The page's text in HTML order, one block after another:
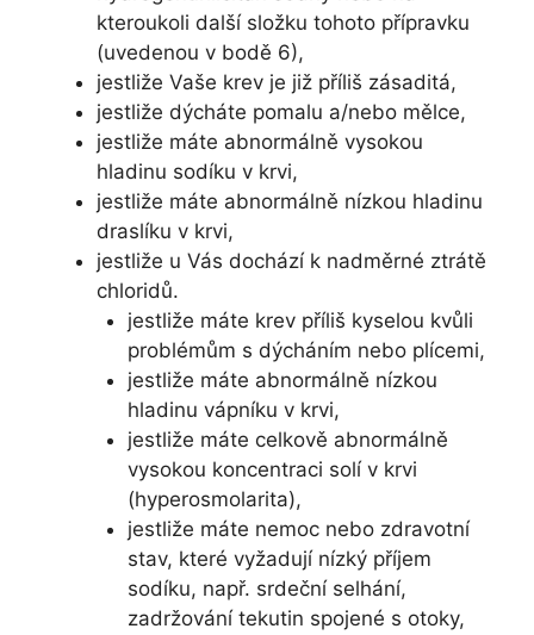
kteroukoli další složku tohoto přípravku
(uvedenou v bodě 6),
jestliže Vaše krev je již příliš zásaditá,
jestliže dýcháte pomalu a/nebo mělce,
jestliže máte abnormálně vysokou
hladinu sodíku v krvi,
jestliže máte abnormálně nízkou hladinu
draslíku v krvi,
jestliže u Vás dochází k nadměrné ztrátě
chloridů.
jestliže máte krev příliš kyselou kvůli
problémům s dýcháním nebo plícemi,
jestliže máte abnormálně nízkou
hladinu vápníku v krvi,
jestliže máte celkově abnormálně
vysokou koncentraci solí v krvi
(hyperosmolarita),
jestliže máte nemoc nebo zdravotní
stav, které vyžadují nízký příjem
sodíku, např. srdeční selhání,
zadržování tekutin spojené s otoky,